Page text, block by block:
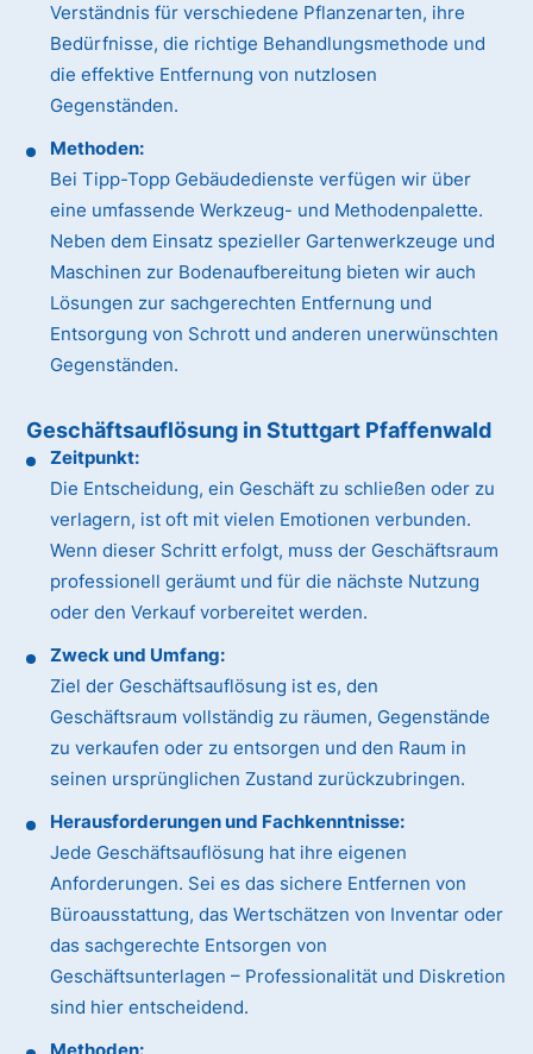
Verständnis für verschiedene Pflanzenarten, ihre
Bedürfnisse, die richtige Behandlungsmethode und
die effektive Entfernung von nutzlosen
Gegenständen.
Methoden:
Bei Tipp-Topp Gebäudedienste verfügen wir über
eine umfassende Werkzeug- und Methodenpalette.
Neben dem Einsatz spezieller Gartenwerkzeuge und
Maschinen zur Bodenaufbereitung bieten wir auch
Lösungen zur sachgerechten Entfernung und
Entsorgung von Schrott und anderen unerwünschten
Gegenständen.
Geschäftsauflösung in Stuttgart Pfaffenwald
Zeitpunkt:
Die Entscheidung, ein Geschäft zu schließen oder zu
verlagern, ist oft mit vielen Emotionen verbunden.
Wenn dieser Schritt erfolgt, muss der Geschäftsraum
professionell geräumt und für die nächste Nutzung
oder den Verkauf vorbereitet werden.
Zweck und Umfang:
Ziel der Geschäftsauflösung ist es, den
Geschäftsraum vollständig zu räumen, Gegenstände
zu verkaufen oder zu entsorgen und den Raum in
seinen ursprünglichen Zustand zurückzubringen.
Herausforderungen und Fachkenntnisse:
Jede Geschäftsauflösung hat ihre eigenen
Anforderungen. Sei es das sichere Entfernen von
Büroausstattung, das Wertschätzen von Inventar oder
das sachgerechte Entsorgen von
Geschäftsunterlagen – Professionalität und Diskretion
sind hier entscheidend.